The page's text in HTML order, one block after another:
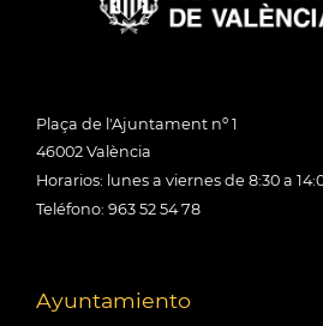
Plaça de l'Ajuntament nº 1
46002 València
Horarios: lunes a viernes de 8:30 a
Teléfono: 963 52 54 78
Ayuntamiento